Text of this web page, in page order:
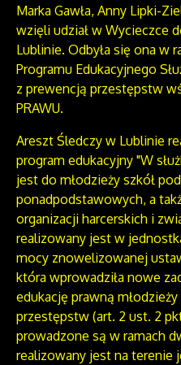
Marka Gawła, Anny Lipki-
wzięli udział w Wycieczce
Lublinie. Odbyła się ona w
Programu Edukacyjnego
z prewencją przestępstw
PRAWU.
Areszt Śledczy w Lublinie
program edukacyjny "W
jest do młodzieży szkół
ponadpodstawowych, a
organizacji harcerskich i
realizowany jest w
mocy znowelizowanej
która wprowadziła nowe
edukację prawną
przestępstw (art. 2 ust. 2
prowadzone są w ramach
realizowany jest na terenie